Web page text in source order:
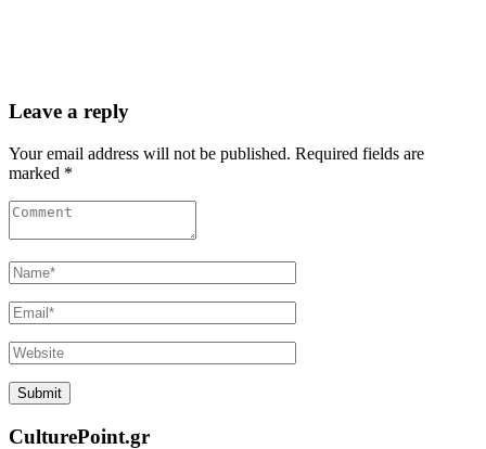
Leave a reply
Your email address will not be published. Required fields are
marked *
CulturePoint.gr